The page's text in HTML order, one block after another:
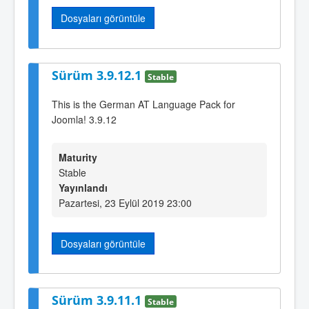
Dosyaları görüntüle
Sürüm 3.9.12.1 Stable
This is the German AT Language Pack for
Joomla! 3.9.12
Maturity
Stable
Yayınlandı
Pazartesi, 23 Eylül 2019 23:00
Dosyaları görüntüle
Sürüm 3.9.11.1 Stable